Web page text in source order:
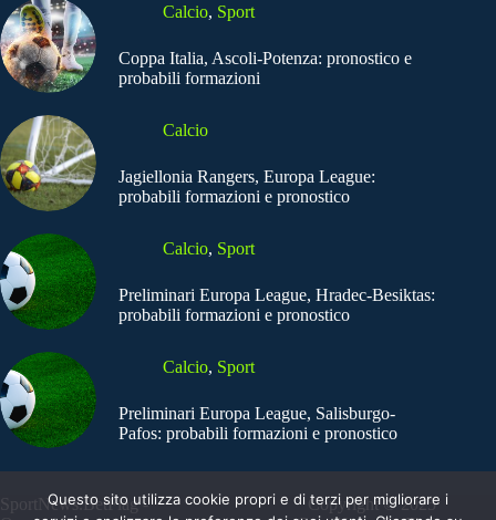
Calcio, Sport
Coppa Italia, Ascoli-Potenza: pronostico e
probabili formazioni
Calcio
Jagiellonia Rangers, Europa League:
probabili formazioni e pronostico
Calcio, Sport
Preliminari Europa League, Hradec-Besiktas:
probabili formazioni e pronostico
Calcio, Sport
Preliminari Europa League, Salisburgo-
Pafos: probabili formazioni e pronostico
SportNews.BetFlag -
Copyright © 2025
Questo sito utilizza cookie propri e di terzi per migliorare i